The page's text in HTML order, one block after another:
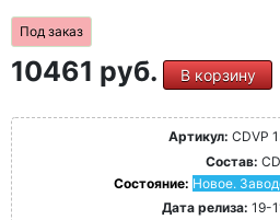
Под заказ
10461 руб. В корзину
Артикул: CDVP
Состав: CD
Состояние: Новое.
Дата релиза: 19-